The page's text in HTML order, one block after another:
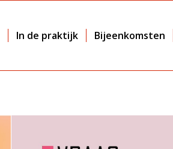
In de praktijk Bijeenkomsten